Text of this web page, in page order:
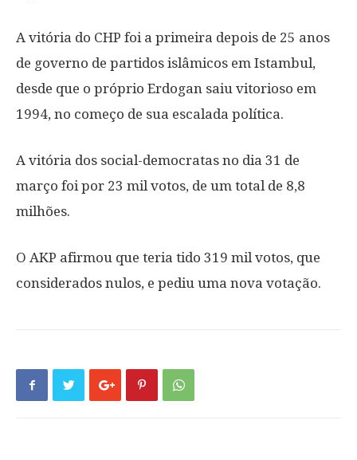
A vitória do CHP foi a primeira depois de 25 anos
de governo de partidos islâmicos em Istambul,
desde que o próprio Erdogan saiu vitorioso em
1994, no começo de sua escalada política.
A vitória dos social-democratas no dia 31 de
março foi por 23 mil votos, de um total de 8,8
milhões.
O AKP afirmou que teria tido 319 mil votos, que
considerados nulos, e pediu uma nova votação.